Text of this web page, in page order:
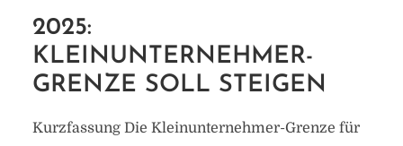
2025:
KLEINUNTERNEHMER-
GRENZE SOLL STEIGEN
Kurzfassung Die Kleinunternehmer-Grenze für